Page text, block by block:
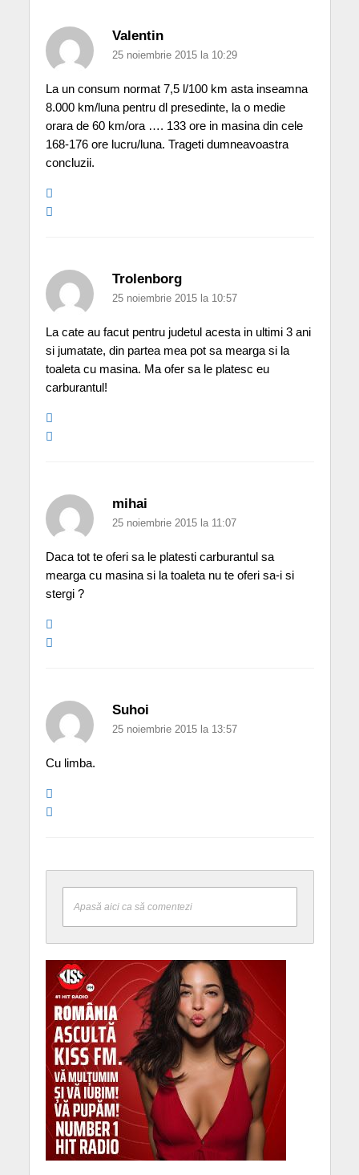
Valentin
25 noiembrie 2015 la 10:29
La un consum normat 7,5 l/100 km asta inseamna
8.000 km/luna pentru dl presedinte, la o medie
orara de 60 km/ora …. 133 ore in masina din cele
168-176 ore lucru/luna. Trageti dumneavoastra
concluzii.
Trolenborg
25 noiembrie 2015 la 10:57
La cate au facut pentru judetul acesta in ultimi 3 ani
si jumatate, din partea mea pot sa mearga si la
toaleta cu masina. Ma ofer sa le platesc eu
carburantul!
mihai
25 noiembrie 2015 la 11:07
Daca tot te oferi sa le platesti carburantul sa
mearga cu masina si la toaleta nu te oferi sa-i si
stergi ?
Suhoi
25 noiembrie 2015 la 13:57
Cu limba.
Apasă aici ca să comentezi